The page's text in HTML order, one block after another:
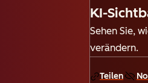
KI-
Sehen Sie,
verändern.
Teilen